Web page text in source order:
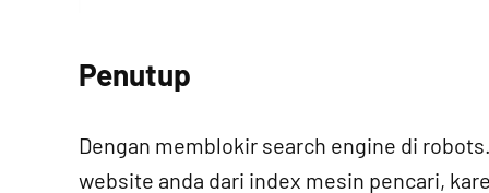
Penutup
Dengan memblokir search engine di
website anda dari index mesin pencari,